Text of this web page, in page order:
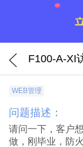
F100-A-XI
WEB管理
问题描述：
请问一下，客户
做，刚毕业，防